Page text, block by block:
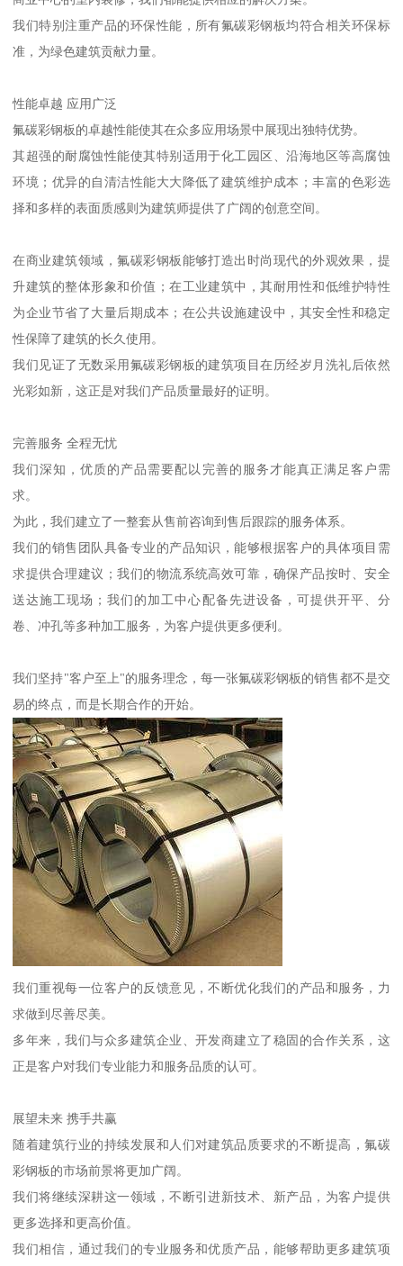
我们特别注重产品的环保性能，所有氟碳彩钢板均符合相关环保标
准，为绿色建筑贡献力量。
性能卓越 应用广泛
氟碳彩钢板的卓越性能使其在众多应用场景中展现出独特优势。
其超强的耐腐蚀性能使其特别适用于化工园区、沿海地区等高腐蚀
环境；优异的自清洁性能大大降低了建筑维护成本；丰富的色彩选
择和多样的表面质感则为建筑师提供了广阔的创意空间。
在商业建筑领域，氟碳彩钢板能够打造出时尚现代的外观效果，提
升建筑的整体形象和价值；在工业建筑中，其耐用性和低维护特性
为企业节省了大量后期成本；在公共设施建设中，其安全性和稳定
性保障了建筑的长久使用。
我们见证了无数采用氟碳彩钢板的建筑项目在历经岁月洗礼后依然
光彩如新，这正是对我们产品质量最好的证明。
完善服务 全程无忧
我们深知，优质的产品需要配以完善的服务才能真正满足客户需
求。
为此，我们建立了一整套从售前咨询到售后跟踪的服务体系。
我们的销售团队具备专业的产品知识，能够根据客户的具体项目需
求提供合理建议；我们的物流系统高效可靠，确保产品按时、安全
送达施工现场；我们的加工中心配备先进设备，可提供开平、分
卷、冲孔等多种加工服务，为客户提供更多便利。
我们坚持"客户至上"的服务理念，每一张氟碳彩钢板的销售都不是交
易的终点，而是长期合作的开始。
我们重视每一位客户的反馈意见，不断优化我们的产品和服务，力
求做到尽善尽美。
多年来，我们与众多建筑企业、开发商建立了稳固的合作关系，这
正是客户对我们专业能力和服务品质的认可。
展望未来 携手共赢
随着建筑行业的持续发展和人们对建筑品质要求的不断提高，氟碳
彩钢板的市场前景将更加广阔。
我们将继续深耕这一领域，不断引进新技术、新产品，为客户提供
更多选择和更高价值。
我们相信，通过我们的专业服务和优质产品，能够帮助更多建筑项